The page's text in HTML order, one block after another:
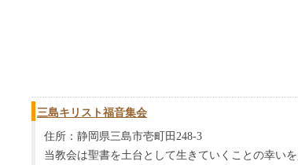
三島キリスト福音集会
住所：静岡県三島市壱町田248‐3
当教会は聖書を土台として生きていくことの幸い